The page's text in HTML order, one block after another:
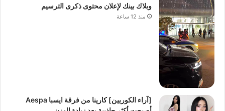
وبلاك بينك لإعلان محتوى ذكرى الترسيم
منذ 12 ساعة
[آراء الكوريين] كارينا من فرقة ايسبا Aespa